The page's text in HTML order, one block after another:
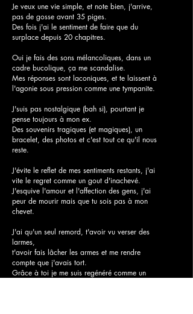
Je veux une vie simple, et note bien, j'arrive,
pas de gosse avant 35 piges.
Des fois j'ai le sentiment de faire que du
surplace depuis 20 chapitres.
Oui je fais des sons mélancoliques, dans un
cadre bucolique, ça me scandalise.
Mes réponses sont laconiques, et te laissent à
l'agonie sous pression comme une tympanite.
J'suis pas nostalgique (bah si), pourtant je
pense toujours à mon ex.
Des souvenirs tragiques (et magiques), un
bracelet, des photos et c'est tout ce qu'il nous
reste.
J'évite le reflet de mes sentiments restants, j'ai
vite le regret comme un gout d'inachevé.
J'esquive l'amour et l'affection des gens, j'ai
peur de mourir mais que tu sois pas à mon
chevet.
J'ai qu'un seul remord, t'avoir vu verser des
larmes,
t'avoir fais lâcher les armes et me rendre
compte que j'avais tort.
Grâce à toi je me suis regénéré comme un